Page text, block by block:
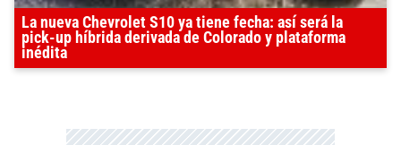
La nueva Chevrolet S10 ya tiene fecha: así será la
pick-up híbrida derivada de Colorado y plataforma
inédita